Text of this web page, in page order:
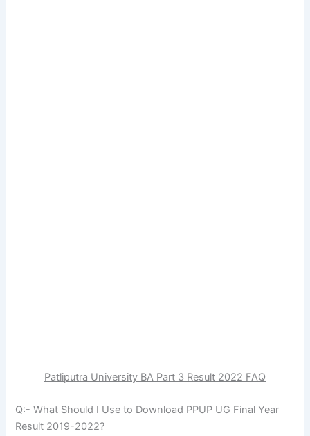
Patliputra University BA Part 3 Result 2022 FAQ
Q:- What Should I Use to Download PPUP UG Final Year
Result 2019-2022?